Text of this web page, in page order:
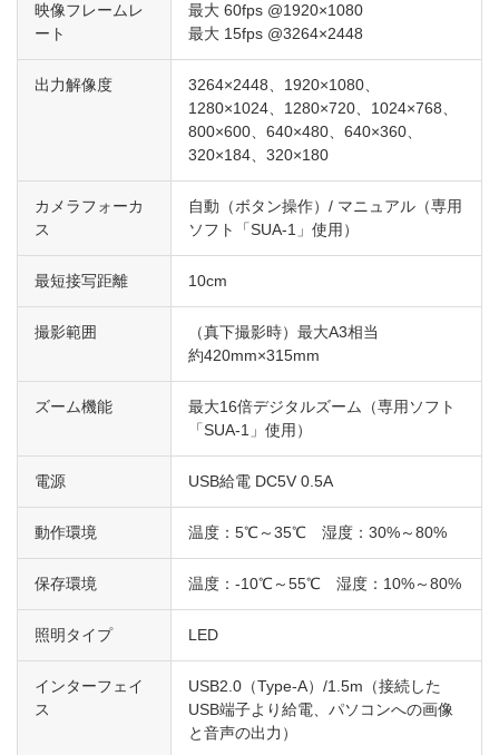
映像フレームレ
ート
最大 60fps @1920×1080
最大 15fps @3264×2448
出力解像度
3264×2448、1920×1080、
1280×1024、1280×720、1024×768、
800×600、640×480、640×360、
320×184、320×180
カメラフォーカ
ス
自動（ボタン操作）/ マニュアル（専用
ソフト「SUA-1」使用）
最短接写距離 10cm
撮影範囲
（真下撮影時）最大A3相当
約420mm×315mm
ズーム機能
最大16倍デジタルズーム（専用ソフト
「SUA-1」使用）
電源 USB給電 DC5V 0.5A
動作環境 温度：5℃～35℃ 湿度：30%～80%
保存環境 温度：-10℃～55℃ 湿度：10%～80%
照明タイプ LED
インターフェイ
ス
USB2.0（Type-A）/1.5m（接続した
USB端子より給電、パソコンへの画像
と音声の出力）